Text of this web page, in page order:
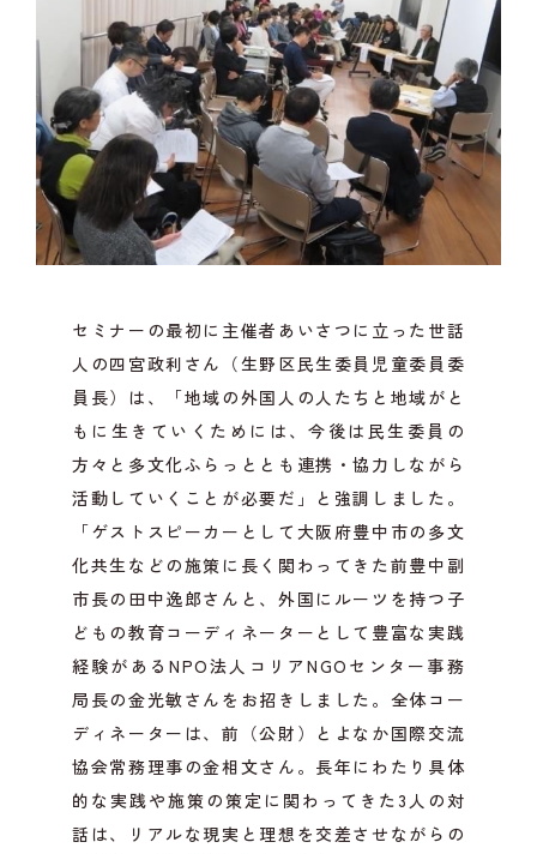
セミナーの最初に主催者あいさつに立った世話
人の四宮政利さん（生野区民生委員児童委員委
員長）は、「地域の外国人の人たちと地域がと
もに生きていくためには、今後は民生委員の
方々と多文化ふらっととも連携・協力しながら
活動していくことが必要だ」と強調しました。
「ゲストスピーカーとして大阪府豊中市の多文
化共生などの施策に長く関わってきた前豊中副
市長の田中逸郎さんと、外国にルーツを持つ子
どもの教育コーディネーターとして豊富な実践
経験があるNPO法人コリアNGOセンター事務
局長の金光敏さんをお招きしました。全体コー
ディネーターは、前（公財）とよなか国際交流
協会常務理事の金相文さん。長年にわたり具体
的な実践や施策の策定に関わってきた3人の対
話は、リアルな現実と理想を交差させながらの